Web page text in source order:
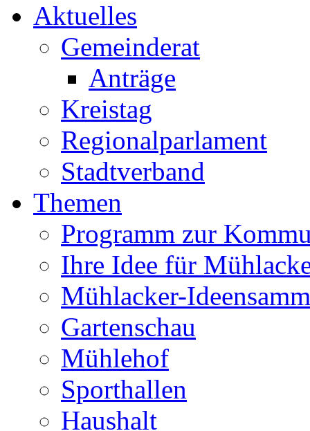
Aktuelles
Gemeinderat
Anträge
Kreistag
Regionalparlament
Stadtverband
Themen
Programm zur
Ihre Idee für
Mühlacker-
Gartenschau
Mühlehof
Sporthallen
Haushalt